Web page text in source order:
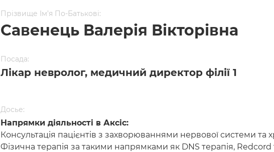
Прізвище Ім’я По-Батькові:
Савенець Валерія Вікторівна
Посада:
Лікар невролог, медичний директор філії 1
Досье:
Напрямки діяльності в Аксіс:
Консультація пацієнтів з захворюваннями нервової системи та
Фізична терапія за такими напрямками як DNS терапія, Redcord